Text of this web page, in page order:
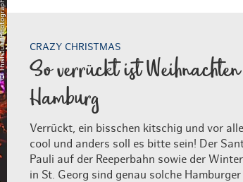
CRAZY CHRISTMAS
So verrückt ist
Hamburg
Verrückt, ein bisschen kitschig und vor
cool und anders soll es bitte sein! Der
Pauli auf der Reeperbahn sowie der
in St. Georg sind genau solche Hamburger